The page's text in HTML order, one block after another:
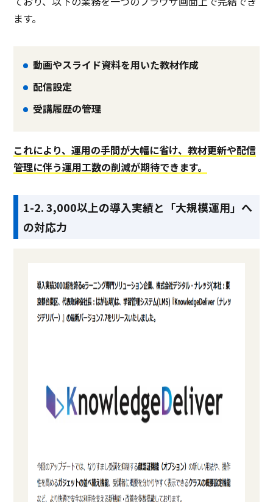
ます。
動画やスライド資料を用いた教材作成
配信設定
受講履歴の管理
これにより、運用の手間が大幅に省け、教材更新や配信
管理に伴う運用工数の削減が期待できます。
1-2. 3,000以上の導入実績と「大規模運用」へ
の対応力